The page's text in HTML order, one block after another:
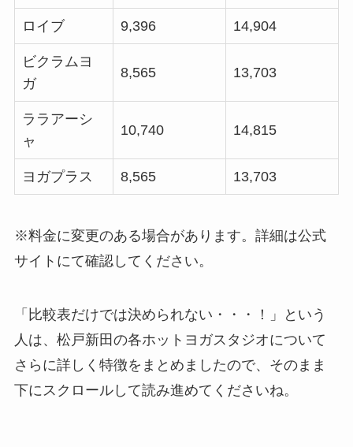
ロイブ 9,396 14,904
ビクラムヨ
ガ
8,565 13,703
ララアーシ
ャ
10,740 14,815
ヨガプラス 8,565 13,703
※料金に変更のある場合があります。詳細は公式
サイトにて確認してください。
「比較表だけでは決められない・・・！」という
人は、松戸新田の各ホットヨガスタジオについて
さらに詳しく特徴をまとめましたので、そのまま
下にスクロールして読み進めてくださいね。